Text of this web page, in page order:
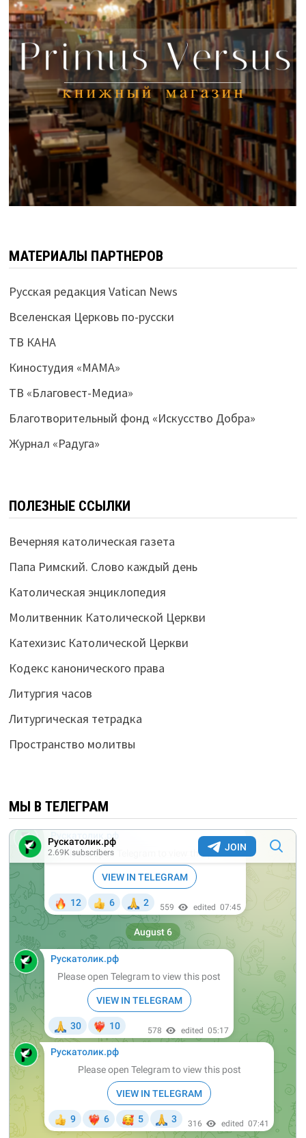
МАТЕРИАЛЫ ПАРТНЕРОВ
Русская редакция Vatican News
Вселенская Церковь по-русски
ТВ КАНА
Киностудия «МАМА»
ТВ «Благовест-Медиа»
Благотворительный фонд «Искусство Добра»
Журнал «Радуга»
ПОЛЕЗНЫЕ ССЫЛКИ
Вечерняя католическая газета
Папа Римский. Слово каждый день
Католическая энциклопедия
Молитвенник Католической Церкви
Катехизис Католической Церкви
Кодекс канонического права
Литургия часов
Литургическая тетрадка
Пространство молитвы
МЫ В ТЕЛЕГРАМ